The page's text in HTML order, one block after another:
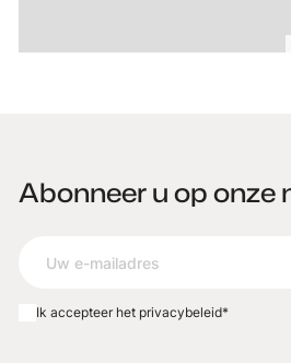
Abonneer u op onze
Ik accepteer het privacybeleid*